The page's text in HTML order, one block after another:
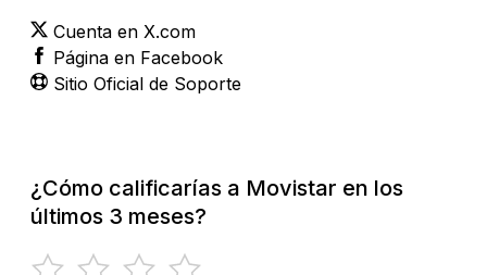
Cuenta en X.com
Página en Facebook
Sitio Oficial de Soporte
¿Cómo calificarías a Movistar en los
últimos 3 meses?